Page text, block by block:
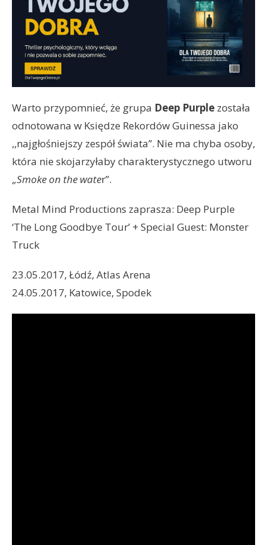
Warto przypomnieć, że grupa Deep Purple została
odnotowana w Księdze Rekordów Guinessa jako
,,najgłośniejszy zespół świata’’. Nie ma chyba osoby,
która nie skojarzyłaby charakterystycznego utworu
,,Smoke on the water’’.
Metal Mind Productions zaprasza: Deep Purple
‘The Long Goodbye Tour’ + Special Guest: Monster
Truck
23.05.2017, Łódź, Atlas Arena
24.05.2017, Katowice, Spodek